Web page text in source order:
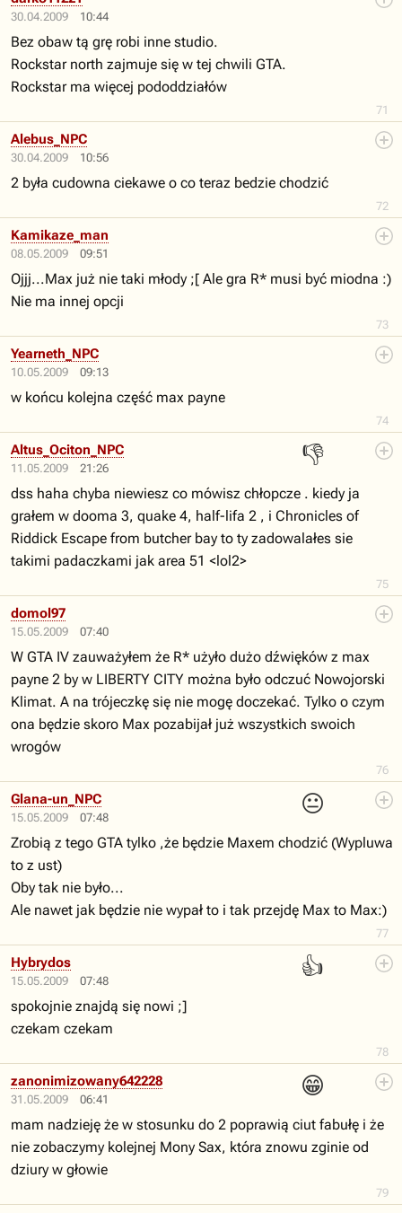
30.04.2009 10:44
71
Bez obaw tą grę robi inne studio.
Rockstar north zajmuje się w tej chwili GTA.
Rockstar ma więcej pododdziałów
30.04.2009 10:56
72
Alebus_NPC
2 była cudowna ciekawe o co teraz bedzie chodzić
08.05.2009 09:51
73
Kamikaze_man
Ojjj...Max już nie taki młody ;[ Ale gra R* musi być miodna :)
Nie ma innej opcji
10.05.2009 09:13
74
Yearneth_NPC
w końcu kolejna część max payne
11.05.2009 21:26
👎
75
Altus_Ociton_NPC
dss haha chyba niewiesz co mówisz chłopcze . kiedy ja
grałem w dooma 3, quake 4, half-lifa 2 , i Chronicles of
Riddick Escape from butcher bay to ty zadowalałes sie
takimi padaczkami jak area 51 <lol2>
15.05.2009 07:40
76
domol97
W GTA IV zauważyłem że R* użyło dużo dźwięków z max
payne 2 by w LIBERTY CITY można było odczuć Nowojorski
Klimat. A na trójeczkę się nie mogę doczekać. Tylko o czym
ona będzie skoro Max pozabijał już wszystkich swoich
wrogów
15.05.2009 07:48
😐
77
Glana-un_NPC
Zrobią z tego GTA tylko ,że będzie Maxem chodzić (Wypluwa
to z ust)
Oby tak nie było...
Ale nawet jak będzie nie wypał to i tak przejdę Max to Max:)
15.05.2009 07:48
👍
78
Hybrydos
spokojnie znajdą się nowi ;]
czekam czekam
31.05.2009 06:41
😁
79
zanonimizowany642228
mam nadzieję że w stosunku do 2 poprawią ciut fabułę i że
nie zobaczymy kolejnej Mony Sax, która znowu zginie od
dziury w głowie